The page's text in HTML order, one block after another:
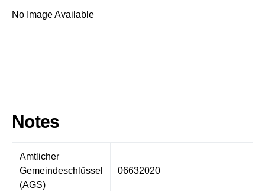
No Image Available
Notes
Amtlicher
Gemeindeschlüssel
(AGS)
06632020